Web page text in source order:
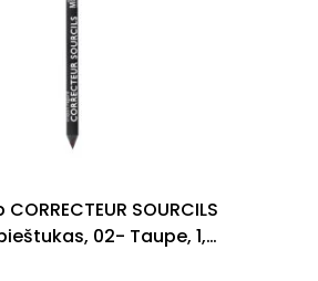
SOURCILS
02- Taupe, 1,0